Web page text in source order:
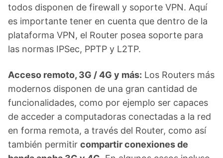
todos disponen de firewall y soporte VPN. Aquí
es importante tener en cuenta que dentro de la
plataforma VPN, el Router posea soporte para
las normas IPSec, PPTP y L2TP.
Acceso remoto, 3G / 4G y más: Los Routers más
modernos disponen de una gran cantidad de
funcionalidades, como por ejemplo ser capaces
de acceder a computadoras conectadas a la red
en forma remota, a través del Router, como así
también permitir compartir conexiones de